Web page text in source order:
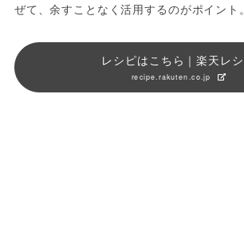
ぜて、余すことなく活用するのがポイント。
レシピはこちら｜楽天レ
recipe.rakuten.co.jp